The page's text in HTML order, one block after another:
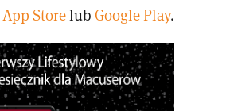
Storelub Google Play.